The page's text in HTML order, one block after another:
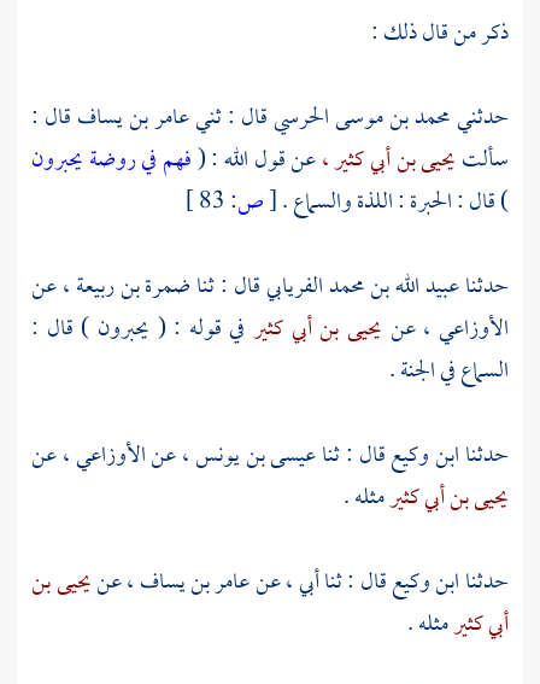
ذكر من قال ذلك :
حدثنيمحمد بن موسى الحرسيقال : ثنيعامر بن يسافقال :
سألتيحيى بن أبي كثير ،عن قول الله : (فهم في روضة يحبرون
) قال : الحبرة : اللذة والسماع .[ص:
حدثناعبيد الله بن محمد الفريابيقال : ثناضمرة بن ربيعة ،عن
الأوزاعي ،عن يحيى بن أبي كثير في قوله : ( يحبرون ) قال :
السماع في الجنة .
حدثناابن وكيعقال : ثناعيسى بن يونس ،عنالأوزاعي ،عن
يحيى بن أبي كثيرمثله .
حدثناابن وكيعقال : ثنا أبي ، عنعامر بن يساف ،عنيحيى بن
أبي كثيرمثله .